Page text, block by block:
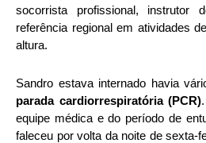
socorrista profissional, instrutor
referência regional em atividades
altura.
Sandro estava internado havia
parada cardiorrespiratória (PCR)
equipe médica e do período de
faleceu por volta da noite de sexta-